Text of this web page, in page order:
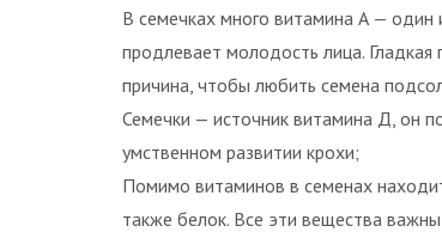
В семечках много витамина А —
продлевает молодость лица.
причина, чтобы любить семена
Семечки — источник витамина Д, он
умственном развитии крохи;
Помимо витаминов в семенах
также белок. Все эти вещества